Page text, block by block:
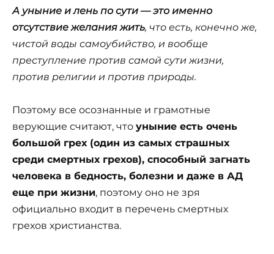
А уныние и лень по сути — это именно
отсутствие желания жить, что есть, конечно же,
чистой воды самоубийство, и вообще
преступление против самой сути жизни,
против религии и против природы.
Поэтому все осознанные и грамотные
верующие считают, что уныние есть очень
большой грех (один из самых страшных
среди смертных грехов), способный загнать
человека в бедность, болезни и даже в АД
еще при жизни, поэтому оно не зря
официально входит в перечень смертных
грехов христианства.